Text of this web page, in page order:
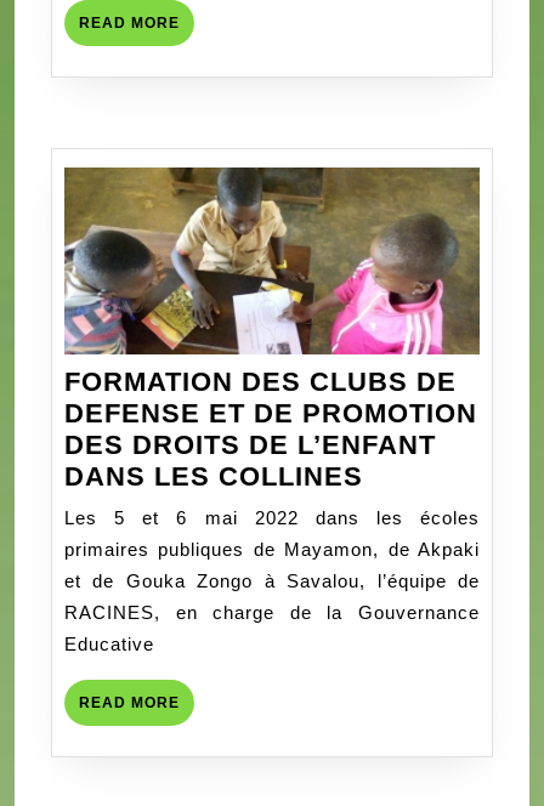
1-
TRAVAUX
DE
DE
03
SALLES
DE
CLASSE
EQUIPEES-
KLOUEKANMEY-
COUFFO
READ MORE READ
MORE
FORMATION DES CLUBS DE
DEFENSE ET DE PROMOTION
DES DROITS DE L’ENFANT
DANS LES COLLINES
DES
CLUBS
DE
DEFENSE
DROITS
Les 5 et 6 mai 2022 dans les écoles
primaires publiques de Mayamon, de Akpaki
et de Gouka Zongo à Savalou, l’équipe de
RACINES, en charge de la Gouvernance
Educative
READ MORE READ
MORE